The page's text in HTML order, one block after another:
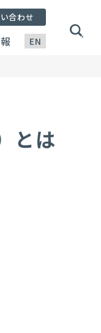
EN
合わせ
とは